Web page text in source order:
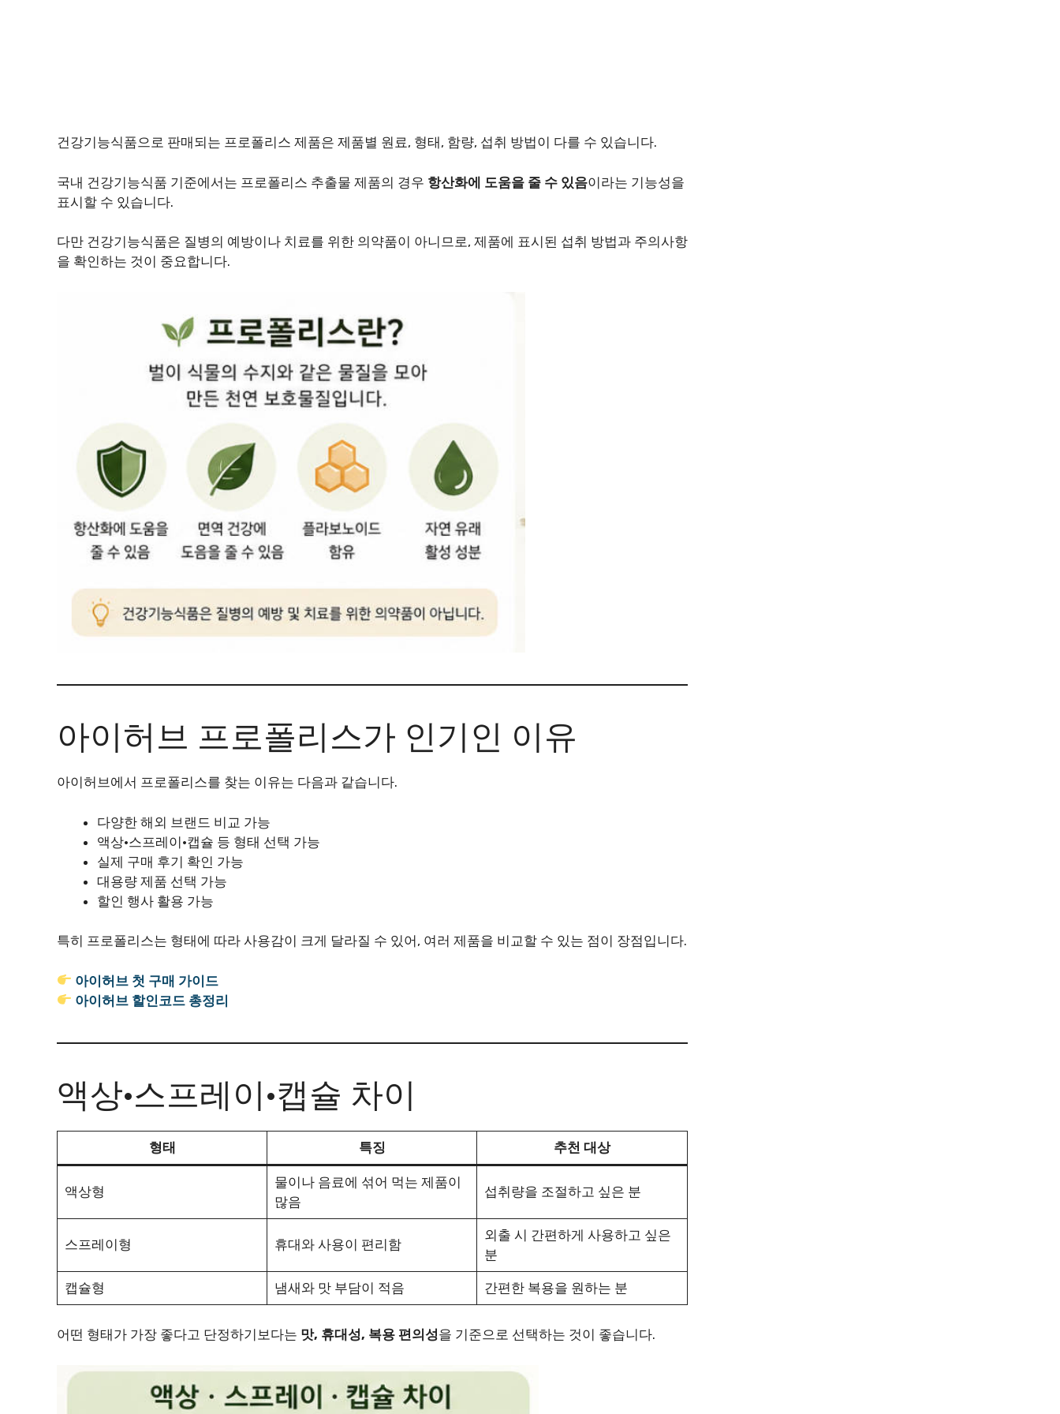
건강기능식품으로 판매되는 프로폴리스 제품은 제품별 원료, 형태, 함량, 섭취 방법이 다를 수 있습니다.
국내 건강기능식품 기준에서는 프로폴리스 추출물 제품의 경우 항산화에 도움을 줄 수 있음이라는 기능성을
표시할 수 있습니다.
다만 건강기능식품은 질병의 예방이나 치료를 위한 의약품이 아니므로, 제품에 표시된 섭취 방법과 주의사항
을 확인하는 것이 중요합니다.
아이허브 프로폴리스가 인기인 이유
아이허브에서 프로폴리스를 찾는 이유는 다음과 같습니다.
다양한 해외 브랜드 비교 가능
액상·스프레이·캡슐 등 형태 선택 가능
실제 구매 후기 확인 가능
대용량 제품 선택 가능
할인 행사 활용 가능
특히 프로폴리스는 형태에 따라 사용감이 크게 달라질 수 있어, 여러 제품을 비교할 수 있는 점이 장점입니다.
아이허브 첫 구매 가이드
아이허브 할인코드 총정리
액상·스프레이·캡슐 차이
형태 특징 추천 대상
액상형
물이나 음료에 섞어 먹는 제품이
많음
섭취량을 조절하고 싶은 분
스프레이형 휴대와 사용이 편리함
외출 시 간편하게 사용하고 싶은
분
캡슐형 냄새와 맛 부담이 적음 간편한 복용을 원하는 분
어떤 형태가 가장 좋다고 단정하기보다는 맛, 휴대성, 복용 편의성을 기준으로 선택하는 것이 좋습니다.